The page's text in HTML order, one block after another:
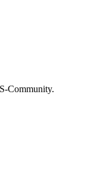
Community.